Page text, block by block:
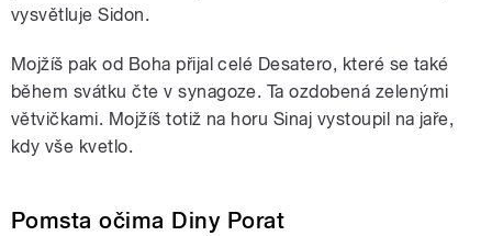
vysvětluje Sidon.
Mojžíš pak od Boha přijal celé Desatero, které se také
během svátku čte v synagoze. Ta ozdobená zelenými
větvičkami. Mojžíš totiž na horu Sinaj vystoupil na jaře,
kdy vše kvetlo.
Pomsta očima Diny Porat